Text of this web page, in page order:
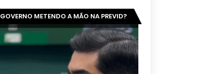
GOVERNO METENDO A MÃO NA PREVID?